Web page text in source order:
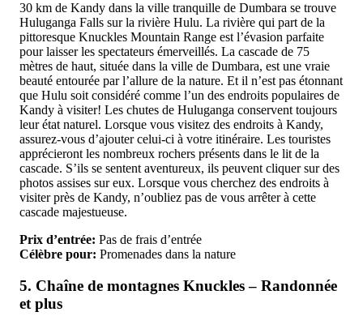
30 km de Kandy dans la ville tranquille de Dumbara se trouve
Huluganga Falls sur la rivière Hulu. La rivière qui part de la
pittoresque Knuckles Mountain Range est l’évasion parfaite
pour laisser les spectateurs émerveillés. La cascade de 75
mètres de haut, située dans la ville de Dumbara, est une vraie
beauté entourée par l’allure de la nature. Et il n’est pas étonnant
que Hulu soit considéré comme l’un des endroits populaires de
Kandy à visiter! Les chutes de Huluganga conservent toujours
leur état naturel. Lorsque vous visitez des endroits à Kandy,
assurez-vous d’ajouter celui-ci à votre itinéraire. Les touristes
apprécieront les nombreux rochers présents dans le lit de la
cascade. S’ils se sentent aventureux, ils peuvent cliquer sur des
photos assises sur eux. Lorsque vous cherchez des endroits à
visiter près de Kandy, n’oubliez pas de vous arrêter à cette
cascade majestueuse.
Prix d’entrée: Pas de frais d’entrée
Célèbre pour: Promenades dans la nature
5. Chaîne de montagnes Knuckles – Randonnée
et plus